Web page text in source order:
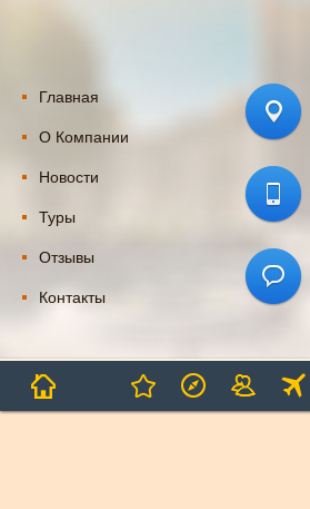
Главная
О Компании
Новости
Туры
Отзывы
Контакты